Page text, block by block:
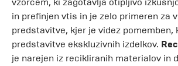
in prefinjen vtis in je zelo primeren za
predstavitve, kjer je videz pomemben,
predstavitve ekskluzivnih izdelkov.
je narejen iz recikliranih materialov in